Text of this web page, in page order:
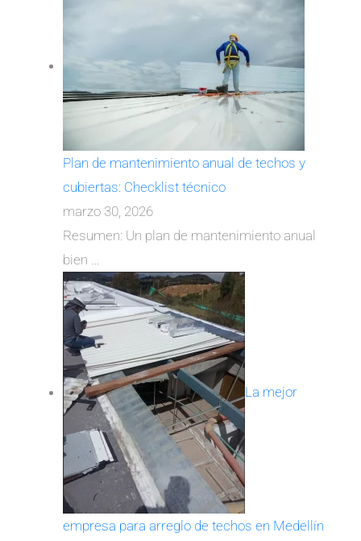
Plan de mantenimiento anual de techos y
cubiertas: Checklist técnico
marzo 30, 2026
Resumen: Un plan de mantenimiento anual
bien …
La mejor
empresa para arreglo de techos en Medellín